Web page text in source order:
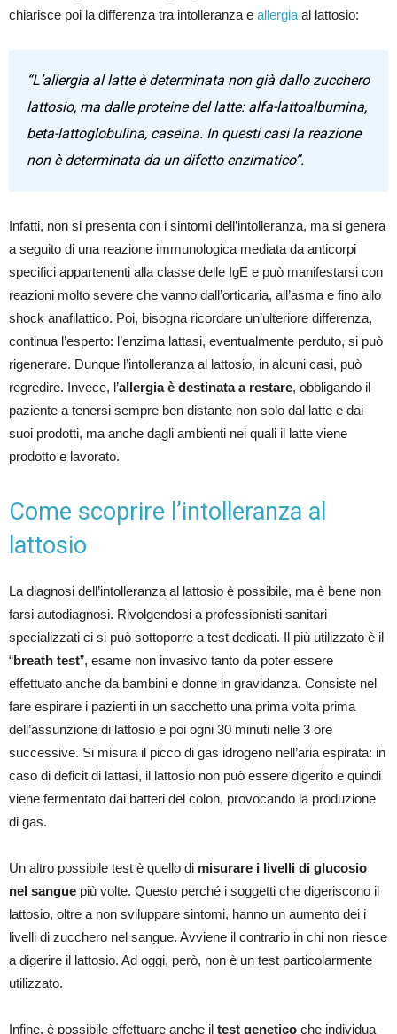
chiarisce poi la differenza tra intolleranza e allergia al lattosio:
“L’allergia al latte è determinata non già dallo zucchero
lattosio, ma dalle proteine del latte: alfa-lattoalbumina,
beta-lattoglobulina, caseina. In questi casi la reazione
non è determinata da un difetto enzimatico”.
Infatti, non si presenta con i sintomi dell’intolleranza, ma si genera
a seguito di una reazione immunologica mediata da anticorpi
specifici appartenenti alla classe delle IgE e può manifestarsi con
reazioni molto severe che vanno dall’orticaria, all’asma e fino allo
shock anafilattico. Poi, bisogna ricordare un’ulteriore differenza,
continua l’esperto: l’enzima lattasi, eventualmente perduto, si può
rigenerare. Dunque l’intolleranza al lattosio, in alcuni casi, può
regredire. Invece, l’allergia è destinata a restare, obbligando il
paziente a tenersi sempre ben distante non solo dal latte e dai
suoi prodotti, ma anche dagli ambienti nei quali il latte viene
prodotto e lavorato.
Come scoprire l’intolleranza al
lattosio
La diagnosi dell’intolleranza al lattosio è possibile, ma è bene non
farsi autodiagnosi. Rivolgendosi a professionisti sanitari
specializzati ci si può sottoporre a test dedicati. Il più utilizzato è il
“breath test”, esame non invasivo tanto da poter essere
effettuato anche da bambini e donne in gravidanza. Consiste nel
fare espirare i pazienti in un sacchetto una prima volta prima
dell’assunzione di lattosio e poi ogni 30 minuti nelle 3 ore
successive. Si misura il picco di gas idrogeno nell’aria espirata: in
caso di deficit di lattasi, il lattosio non può essere digerito e quindi
viene fermentato dai batteri del colon, provocando la produzione
di gas.
Un altro possibile test è quello di misurare i livelli di glucosio
nel sangue più volte. Questo perché i soggetti che digeriscono il
lattosio, oltre a non sviluppare sintomi, hanno un aumento dei i
livelli di zucchero nel sangue. Avviene il contrario in chi non riesce
a digerire il lattosio. Ad oggi, però, non è un test particolarmente
utilizzato.
Infine, è possibile effettuare anche il test genetico che individua